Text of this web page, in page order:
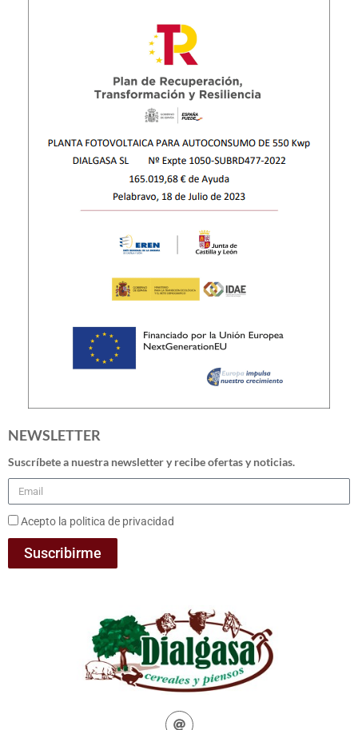
NEWSLETTER
Suscríbete a nuestra newsletter y recibe ofertas y noticias.
Acepto la politica de privacidad
Suscribirme